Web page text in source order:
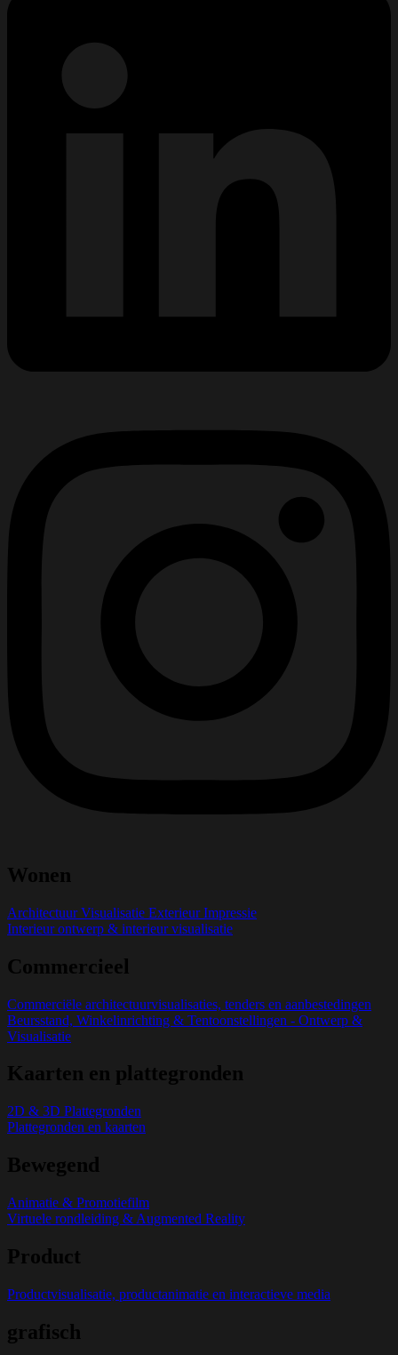
Wonen
Architectuur Visualisatie Exterieur Impressie
Interieur ontwerp & interieur visualisatie
Commercieel
Commerciële architectuurvisualisaties, tenders en aanbestedingen
Beursstand, Winkelinrichting & Tentoonstellingen - Ontwerp &
Visualisatie
Kaarten en plattegronden
2D & 3D Plattegronden
Plattegronden en kaarten
Bewegend
Animatie & Promotiefilm
Virtuele rondleiding & Augmented Reality
Product
Productvisualisatie, productanimatie en interactieve media
grafisch